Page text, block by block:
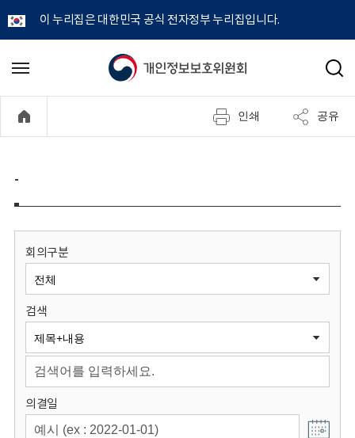
이 누리집은 대한민국 공식 전자정부 누리집입니다.
개
정
보
원
회
메
기
검
인쇄 공유
-
회의구분
검색
의결일